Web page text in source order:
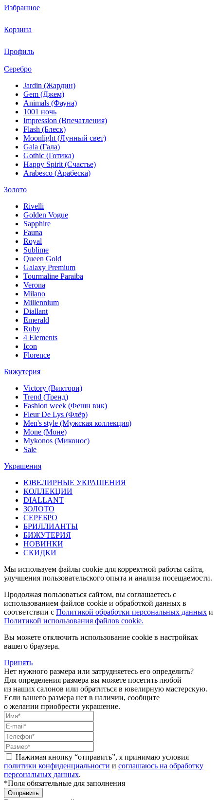
Избранное
Корзина
Профиль
Серебро
Jardin (Жардин)
Gem (Джем)
Animals (Фауна)
1001 ночь
Impression (Впечатления)
Flash (Блеск)
Moonlight (Лунный свет)
Gala (Гала)
Gothic (Готика)
Happy Spirit (Счастье)
Arabesco (Арабеска)
Золото
Rivelli
Golden Vogue
Sapphire
Fauna
Royal
Sublime
Queen Gold
Galaxy Premium
Tourmaline Paraiba
Verona
Milano
Millennium
Diallant
Emerald
Ruby
4 Elements
Icon
Florence
Бижутерия
Victory (Виктори)
Trend (Тренд)
Fashion week (Фешн вик)
Fleur De Lys (Флёр)
Men's style (Мужская коллекция)
Mone (Моне)
Mykonos (Миконос)
Sale
Украшения
ЮВЕЛИРНЫЕ УКРАШЕНИЯ
КОЛЛЕКЦИИ
DIALLANT
ЗОЛОТО
СЕРЕБРО
БРИЛЛИАНТЫ
БИЖУТЕРИЯ
НОВИНКИ
СКИДКИ
Мы используем файлы cookie для корректной работы сайта,
улучшения пользовательского опыта и анализа посещаемости.
Продолжая пользоваться сайтом, вы соглашаетесь с
использованием файлов cookie и обработкой данных в
соответствии с Политикой обработки персональных данных и
Политикой использования файлов cookie.
Вы можете отключить использование cookie в настройках
вашего браузера.
Принять
Нет нужного размера или затрудняетесь его определить?
Для определения размера вы можете посетить любой
из наших салонов или обратиться в ювелирную мастерскую.
Если вашего размера нет в наличии, сообщите
о желании приобрести украшение.
Нажимая кнопку “отправить”, я принимаю условия
политики конфиденциальности и соглашаюсь на обработку
персональных данных.
*Поля обязательные для заполнения
Отправить